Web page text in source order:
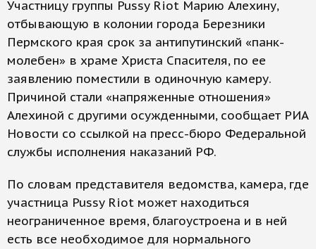
Участницу группы Pussy Riot Марию Алехину,
отбывающую в колонии города Березники
Пермского края срок за антипутинский «панк-
молебен» в храме Христа Спасителя, по ее
заявлению поместили в одиночную камеру.
Причиной стали «напряженные отношения»
Алехиной с другими осужденными, сообщает РИА
Новости со ссылкой на пресс-бюро Федеральной
службы исполнения наказаний РФ.
По словам представителя ведомства, камера, где
участница Pussy Riot может находиться
неограниченное время, благоустроена и в ней
есть все необходимое для нормального